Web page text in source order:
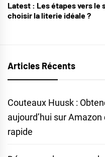
Latest : Les étapes vers le
choisir la literie idéale ?
Articles Récents
Couteaux Huusk :
aujourd’hui sur
rapide